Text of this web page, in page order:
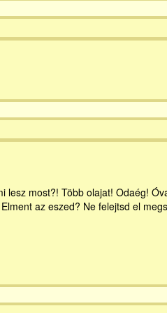
most?! Több olajat! Odaég!
az eszed? Ne felejtsd el